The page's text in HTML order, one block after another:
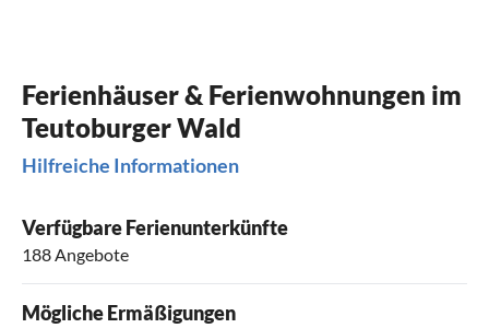
Ferienhäuser & Ferienwohnungen im
Teutoburger Wald
Hilfreiche Informationen
Verfügbare Ferienunterkünfte
188 Angebote
Mögliche Ermäßigungen